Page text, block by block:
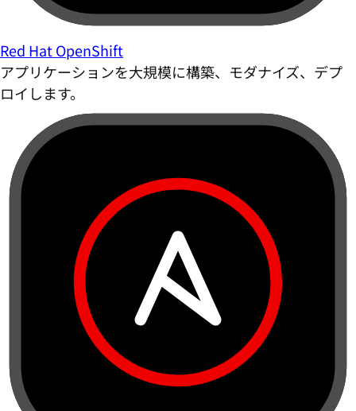
Red Hat OpenShift
アプリケーションを大規模に構築、モダナイズ、デプ
ロイします。